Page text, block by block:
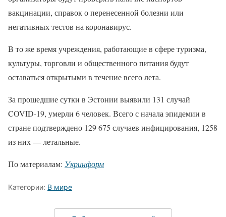
вакцинации, справок о перенесенной болезни или
негативных тестов на коронавирус.
В то же время учреждения, работающие в сфере туризма,
культуры, торговли и общественного питания будут
оставаться открытыми в течение всего лета.
За прошедшие сутки в Эстонии выявили 131 случай
COVID-19, умерли 6 человек. Всего с начала эпидемии в
стране подтверждено 129 675 случаев инфицирования, 1258
из них — летальные.
По материалам: Укринформ
Категории: В мире